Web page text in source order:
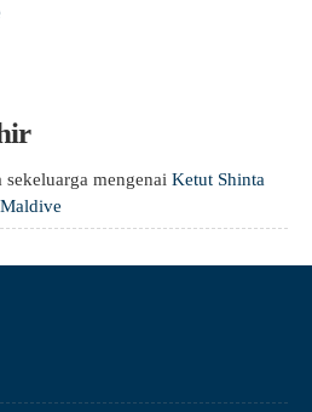
mengenai Ketut Shinta